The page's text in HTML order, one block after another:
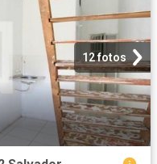
12 fotos